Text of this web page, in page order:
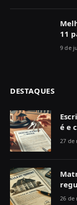
11
9 de
DESTAQUES
é e
27 de
26 de